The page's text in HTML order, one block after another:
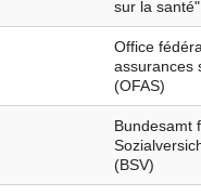
sur la santé"
Office
assurances
(OFAS)
Bundesamt
(BSV)